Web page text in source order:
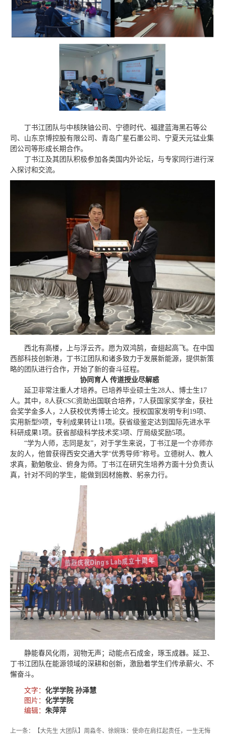
丁书江团队与中核陕铀公司、宁德时代、福建蓝海黑石等公
司、山东京博控股有限公司、青岛广星石墨公司、宁夏天元锰业集
团公司等形成长期合作。
丁书江及其团队积极参加各类国内外论坛，与专家同行进行深
入探讨和交流。
西北有高楼，上与浮云齐。愿为双鸿鹄，奋翅起高飞。在中国
西部科技创新港，丁书江团队和诸多致力于发展新能源，提供新策
略的团队进行合作，开始了新的奋斗征程。
协同育人 传道授业尽解惑
延卫非常注重人才培养。已培养毕业硕士生28人、博士生17
人。其中，8人获CSC资助出国联合培养，7人获国家奖学金，获社
会奖学金多人，2人获校优秀博士论文。授权国家发明专利19项、
实用新型9项，专利成果转让11项。获省级鉴定达到国际先进水平
科研成果1项。获省部级科学技术奖3项、厅局级奖励5项。
“学为人师，志同是友”，对于学生来说，丁书江是一个亦师亦
友的人，他曾获得西安交通大学“优秀导师”称号。立德树人、教人
求真，勤勉敬业、俯身为师。丁书江在研究生培养方面十分负责认
真，针对不同的学生，能做到因材施教、躬亲力行。
静能春风化雨，润物无声；动能点石成金，琢玉成器。延卫、
丁书江团队在能源领域的深耕和创新，激励着学生们传承薪火、不
懈奋斗。
文字： 化学学院 孙泽慧
图片： 化学学院
编辑： 朱萍萍
上一条：【大先生 大团队】周淼冬、徐婉珠：使命在肩扛起责任，一生无悔